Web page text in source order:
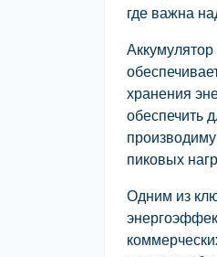
где важна
хранения
обеспечить
пиковых
Одним из